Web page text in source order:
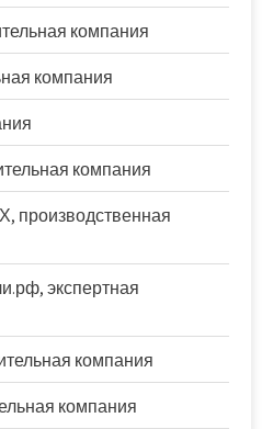
компания
компания
компания
производственная
экспертная
компания
компания